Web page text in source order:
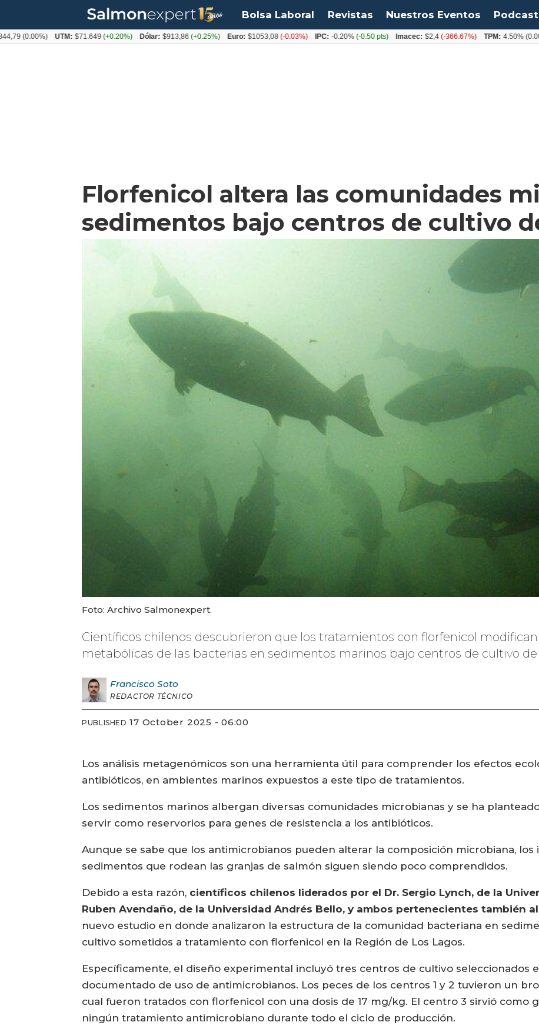
Bolsa Laboral Revistas Nuestros Eventos Podcast
Florfenicol altera las comunidades
sedimentos bajo centros de cultivo
Foto: Archivo Salmonexpert.
Científicos chilenos descubrieron que los tratamientos con florfenicol
metabólicas de las bacterias en sedimentos marinos bajo centros de cultivo
Francisco Soto
REDACTOR TÉCNICO
PUBLISHED 17 October 2025 - 06:00
Los análisis metagenómicos son una herramienta útil para comprender los efectos
antibióticos, en ambientes marinos expuestos a este tipo de tratamientos.
Los sedimentos marinos albergan diversas comunidades microbianas y se ha
servir como reservorios para genes de resistencia a los antibióticos.
Aunque se sabe que los antimicrobianos pueden alterar la composición microbiana, los
sedimentos que rodean las granjas de salmón siguen siendo poco comprendidos.
Debido a esta razón, científicos chilenos liderados por el Dr. Sergio Lynch, de la
Ruben Avendaño, de la Universidad Andrés Bello, y ambos pertenecientes también
nuevo estudio en donde analizaron la estructura de la comunidad bacteriana en
cultivo sometidos a tratamiento con florfenicol en la Región de Los Lagos.
Específicamente, el diseño experimental incluyó tres centros de cultivo seleccionados
documentado de uso de antimicrobianos. Los peces de los centros 1 y 2 tuvieron un
cual fueron tratados con florfenicol con una dosis de 17 mg/kg. El centro 3 sirvió como
ningún tratamiento antimicrobiano durante todo el ciclo de producción.
UTM: $71.649(+0.20%) Dólar: $913,86(+0.25%) Euro: $1053,08(-0.03%) IPC: -0.20% (-0.50 pts) Imacec: $2,4(-366.67%) TPM: 4.50%(0.00%)